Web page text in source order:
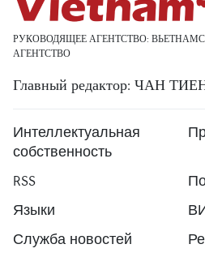
РУКОВОДЯЩЕЕ АГЕНТСТВО:
АГЕНТСТВО
Главный редактор: ЧАН
Интеллектуальная
собственность
RSS
Языки
Служба новостей